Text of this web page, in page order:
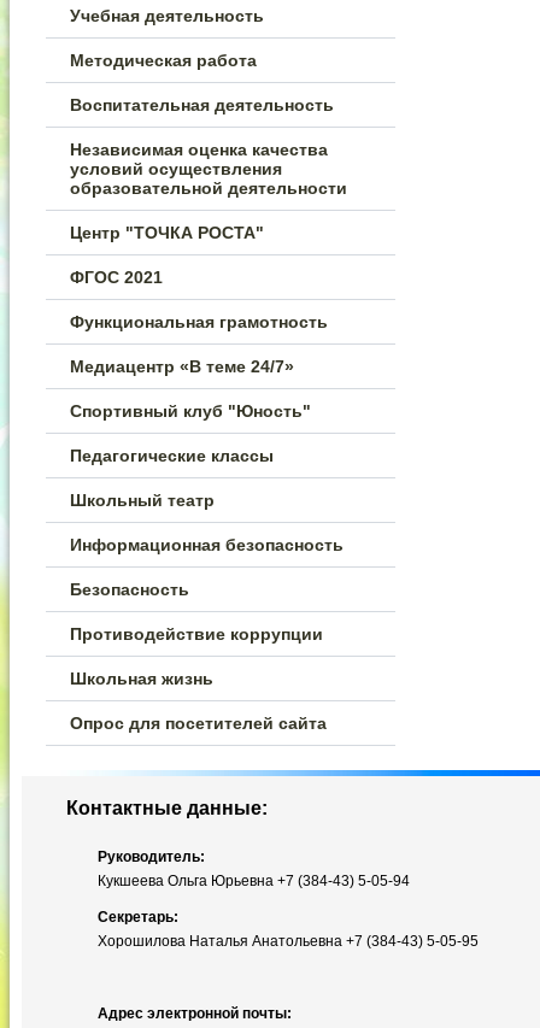
Учебная деятельность
Методическая работа
Воспитательная деятельность
Независимая оценка качества
условий осуществления
образовательной деятельности
Центр "ТОЧКА РОСТА"
ФГОС 2021
Функциональная грамотность
Медиацентр «В теме 24/7»
Спортивный клуб "Юность"
Педагогические классы
Школьный театр
Информационная безопасность
Безопасность
Противодействие коррупции
Школьная жизнь
Опрос для посетителей сайта
Контактные данные:
Руководитель:
Кукшеева Ольга Юрьевна +7 (384-43) 5-05-94
Секретарь:
Хорошилова Наталья Анатольевна +7 (384-43) 5-05-95
Адрес электронной почты: